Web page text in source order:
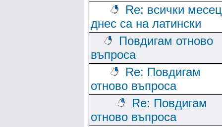
Re: всички
днес са на латински
Повдигам отново
въпроса
Re: Повдигам
отново въпроса
Re: Повдигам
отново въпроса